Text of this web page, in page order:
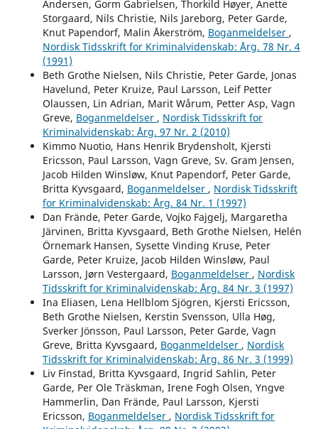
Andersen, Gorm Gabrielsen, Thorkild Høyer, Anette
Storgaard, Nils Christie, Nils Jareborg, Peter Garde,
Knut Papendorf, Malin Åkerström, Boganmeldelser ,
Nordisk Tidsskrift for Kriminalvidenskab: Årg. 78 Nr. 4
(1991)
Beth Grothe Nielsen, Nils Christie, Peter Garde, Jonas
Havelund, Peter Kruize, Paul Larsson, Leif Petter
Olaussen, Lin Adrian, Marit Wårum, Petter Asp, Vagn
Greve, Boganmeldelser , Nordisk Tidsskrift for
Kriminalvidenskab: Årg. 97 Nr. 2 (2010)
Kimmo Nuotio, Hans Henrik Brydensholt, Kjersti
Ericsson, Paul Larsson, Vagn Greve, Sv. Gram Jensen,
Jacob Hilden Winsløw, Knut Papendorf, Peter Garde,
Britta Kyvsgaard, Boganmeldelser , Nordisk Tidsskrift
for Kriminalvidenskab: Årg. 84 Nr. 1 (1997)
Dan Frände, Peter Garde, Vojko Fajgelj, Margaretha
Järvinen, Britta Kyvsgaard, Beth Grothe Nielsen, Helén
Örnemark Hansen, Sysette Vinding Kruse, Peter
Garde, Peter Kruize, Jacob Hilden Winsløw, Paul
Larsson, Jørn Vestergaard, Boganmeldelser , Nordisk
Tidsskrift for Kriminalvidenskab: Årg. 84 Nr. 3 (1997)
Ina Eliasen, Lena Hellblom Sjögren, Kjersti Ericsson,
Beth Grothe Nielsen, Kerstin Svensson, Ulla Høg,
Sverker Jönsson, Paul Larsson, Peter Garde, Vagn
Greve, Britta Kyvsgaard, Boganmeldelser , Nordisk
Tidsskrift for Kriminalvidenskab: Årg. 86 Nr. 3 (1999)
Liv Finstad, Britta Kyvsgaard, Ingrid Sahlin, Peter
Garde, Per Ole Träskman, Irene Fogh Olsen, Yngve
Hammerlin, Dan Frände, Paul Larsson, Kjersti
Ericsson, Boganmeldelser , Nordisk Tidsskrift for